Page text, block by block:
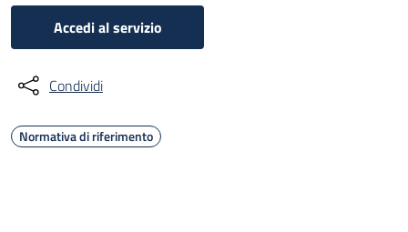
Accedi al servizio
Condividi
Normativa di riferimento